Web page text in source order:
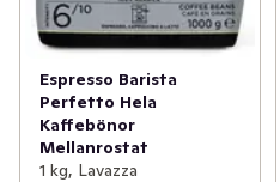
Espresso Barista
Perfetto Hela
Kaffebönor
Mellanrostat
1 kg, Lavazza